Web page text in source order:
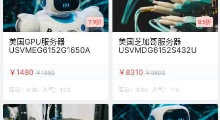
7.9折
美国GPU服务器
USVMEG6152G1650A
￥1480 ￥1880
库存： 9.9k 人气： 133
8.5折
美国芝加哥服务器
USVMDG6152S432U
￥8310 ￥9800
库存： 9.9k 人气： 116